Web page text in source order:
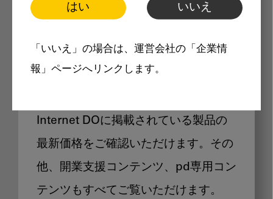
はい いいえ
「いいえ」の場合は、運営会社の「企業情
報」ページへリンクします。
製品価格も閲覧可能
Internet DOに掲載されている製品の
最新価格をご確認いただけます。その
他、開業支援コンテンツ、pd専用コン
テンツもすべてご覧いただけます。